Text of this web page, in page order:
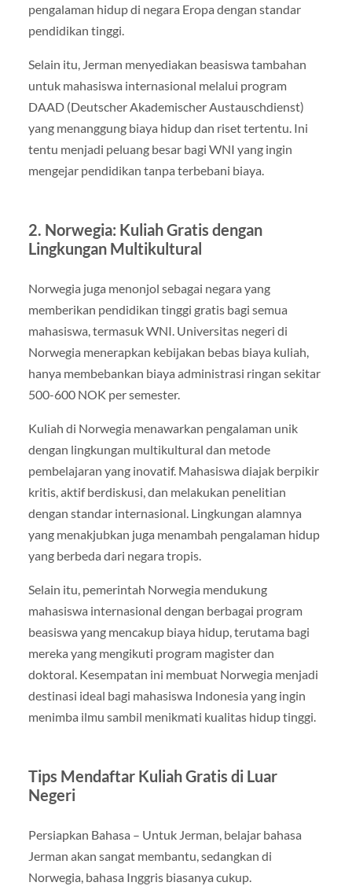
pengalaman hidup di negara Eropa dengan standar
pendidikan tinggi.
Selain itu, Jerman menyediakan beasiswa tambahan
untuk mahasiswa internasional melalui program
DAAD (Deutscher Akademischer Austauschdienst)
yang menanggung biaya hidup dan riset tertentu. Ini
tentu menjadi peluang besar bagi WNI yang ingin
mengejar pendidikan tanpa terbebani biaya.
2. Norwegia: Kuliah Gratis dengan
Lingkungan Multikultural
Norwegia juga menonjol sebagai negara yang
memberikan pendidikan tinggi gratis bagi semua
mahasiswa, termasuk WNI. Universitas negeri di
Norwegia menerapkan kebijakan bebas biaya kuliah,
hanya membebankan biaya administrasi ringan sekitar
500-600 NOK per semester.
Kuliah di Norwegia menawarkan pengalaman unik
dengan lingkungan multikultural dan metode
pembelajaran yang inovatif. Mahasiswa diajak berpikir
kritis, aktif berdiskusi, dan melakukan penelitian
dengan standar internasional. Lingkungan alamnya
yang menakjubkan juga menambah pengalaman hidup
yang berbeda dari negara tropis.
Selain itu, pemerintah Norwegia mendukung
mahasiswa internasional dengan berbagai program
beasiswa yang mencakup biaya hidup, terutama bagi
mereka yang mengikuti program magister dan
doktoral. Kesempatan ini membuat Norwegia menjadi
destinasi ideal bagi mahasiswa Indonesia yang ingin
menimba ilmu sambil menikmati kualitas hidup tinggi.
Tips Mendaftar Kuliah Gratis di Luar
Negeri
Persiapkan Bahasa – Untuk Jerman, belajar bahasa
Jerman akan sangat membantu, sedangkan di
Norwegia, bahasa Inggris biasanya cukup.